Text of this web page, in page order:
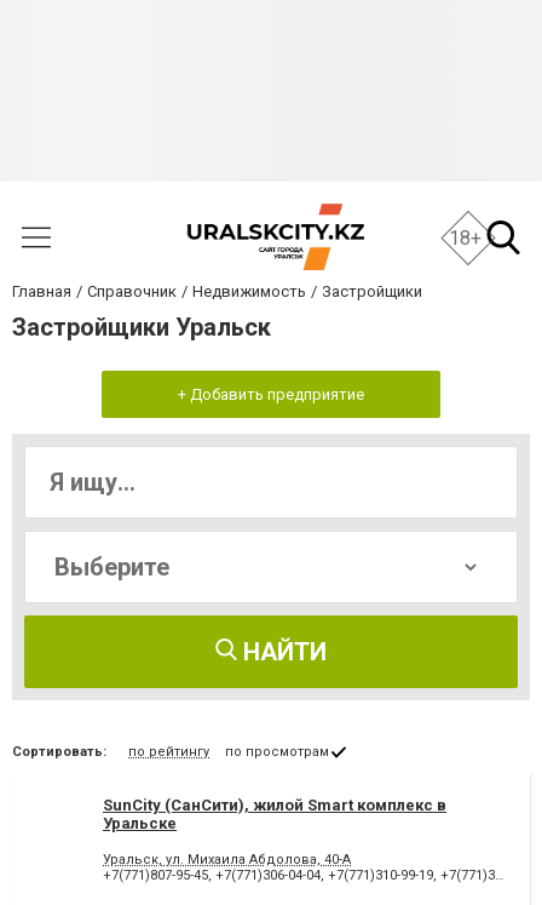
18+
Главная Справочник Недвижимость Застройщики
Застройщики Уральск
+ Добавить предприятие
НАЙТИ
Сортировать: по рейтингу по просмотрам
SunCity (СанСити), жилой Smart комплекс в
Уральске
Уральск, ул. Михаила Абдолова, 40-А
+7(771)807-95-45, +7(771)306-04-04, +7(771)310-99-19, +7(771)306-34-34